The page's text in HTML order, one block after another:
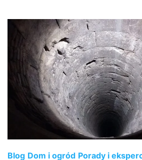
Blog Dom i ogród Porady i